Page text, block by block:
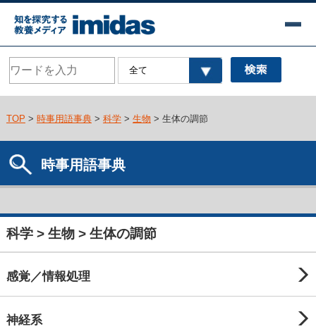
TOP > 時事用語事典> 科学> 生物 > 生体の調節
時事用語事典
科学 > 生物 > 生体の調節
感覚／情報処理
神経系